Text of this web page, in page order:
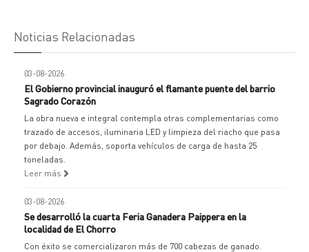
Noticias Relacionadas
03-08-2026
El Gobierno provincial inauguró el flamante puente del barrio
Sagrado Corazón
La obra nueva e integral contempla otras complementarias como
trazado de accesos, iluminaria LED y limpieza del riacho que pasa
por debajo. Además, soporta vehículos de carga de hasta 25
toneladas.
Leer más
03-08-2026
Se desarrolló la cuarta Feria Ganadera Paippera en la
localidad de El Chorro
Con éxito se comercializaron más de 700 cabezas de ganado.